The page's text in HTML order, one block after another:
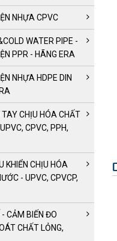
NHỰA CPVC
WATER PIPE -
PPR - HÃNG ERA
NHỰA HDPE DIN
CHỊU HÓA CHẤT
CPVC, PPH,
KHIỂN CHỊU HÓA
- UPVC, CPVCP,
- CẢM BIẾN ĐO
CHẤT LỎNG,